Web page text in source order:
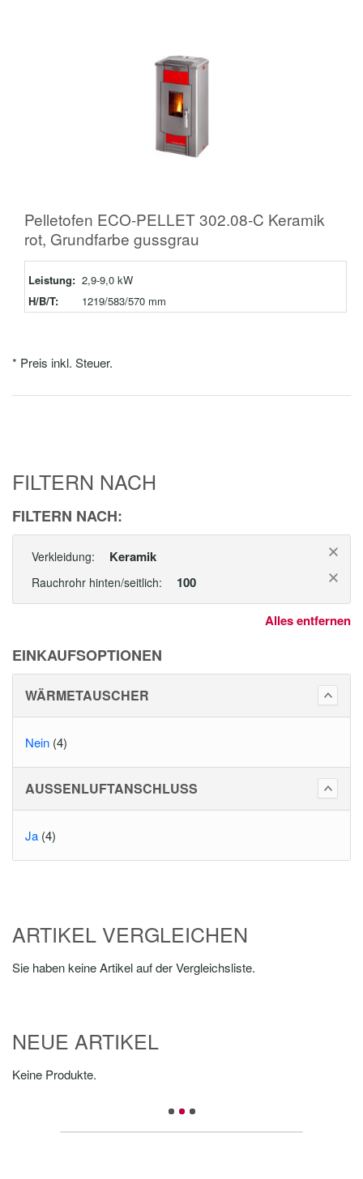
Pelletofen ECO-PELLET 302.08-C Keramik
rot, Grundfarbe gussgrau
Leistung: 2,9-9,0 kW
H/B/T:
1219/583/570 mm
* Preis inkl. Steuer.
FILTERN NACH
FILTERN NACH:
Verkleidung: Keramik
Rauchrohr hinten/seitlich: 100
Alles entfernen
EINKAUFSOPTIONEN
WÄRMETAUSCHER
Nein (4)
AUSSENLUFTANSCHLUSS
Ja (4)
ARTIKEL VERGLEICHEN
Sie haben keine Artikel auf der Vergleichsliste.
NEUE ARTIKEL
Keine Produkte.